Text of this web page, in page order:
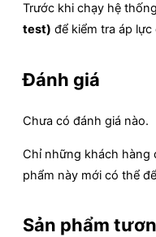
Trước khi chạy hệ
test) để kiểm tra áp
Đánh giá
Chưa có đánh giá nào.
Chỉ những khách hàng
phẩm này mới có thể
Sản phẩm